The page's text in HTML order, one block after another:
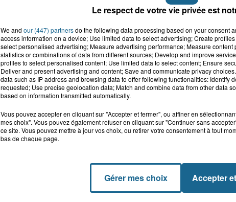
Le respect de votre vie privée est
We and our (447) partnersdo the following data processing based on your consent
access information on a device; Use limited data to select advertising; Create
select personalised advertising; Measure advertising performance; Measure
statistics or combinations of data from different sources; Develop and improve
profiles to select personalised content; Use limited data to select content; Ensure
Deliver and present advertising and content; Save and communicate privacy
data such as IP address and browsing data to offer following functionalities: Identify
requested; Use precise geolocation data; Match and combine data from other data
based on information transmitted automatically.
Vous pouvez accepter en cliquant sur "Accepter et fermer", ou affiner en
mes choix". Vous pouvez également refuser en cliquant sur "Continuer sans
ce site. Vous pouvez mettre à jour vos choix, ou retirer votre consentement à tout
bas de chaque page.
Gérer mes choix Accepter